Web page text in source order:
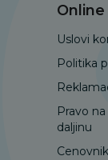
Uslovi
Politika
Pravo
daljinu
Cenovnik